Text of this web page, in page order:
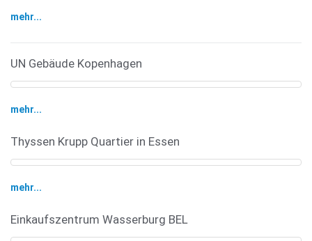
mehr...
UN Gebäude Kopenhagen
mehr...
Thyssen Krupp Quartier in Essen
mehr...
Einkaufszentrum Wasserburg BEL